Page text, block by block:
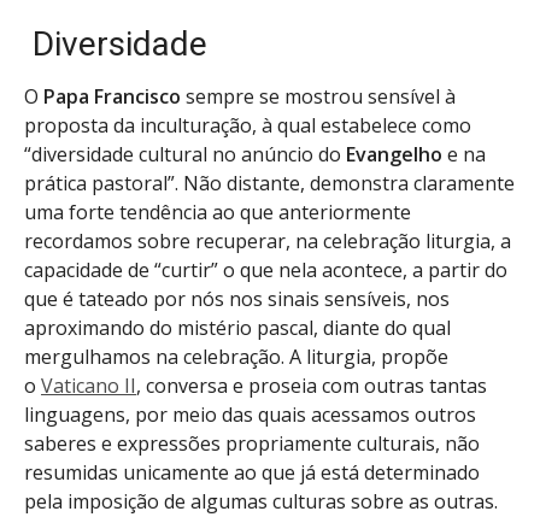
Diversidade
O Papa Francisco sempre se mostrou sensível à
proposta da inculturação, à qual estabelece como
“diversidade cultural no anúncio do Evangelho e na
prática pastoral”. Não distante, demonstra claramente
uma forte tendência ao que anteriormente
recordamos sobre recuperar, na celebração liturgia, a
capacidade de “curtir” o que nela acontece, a partir do
que é tateado por nós nos sinais sensíveis, nos
aproximando do mistério pascal, diante do qual
mergulhamos na celebração. A liturgia, propõe
o Vaticano II, conversa e proseia com outras tantas
linguagens, por meio das quais acessamos outros
saberes e expressões propriamente culturais, não
resumidas unicamente ao que já está determinado
pela imposição de algumas culturas sobre as outras.